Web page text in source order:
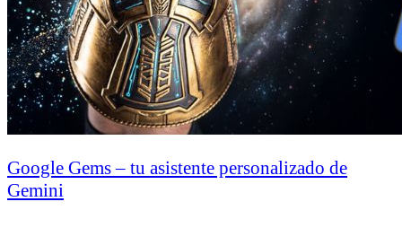
Google Gems – tu asistente personalizado de
Gemini